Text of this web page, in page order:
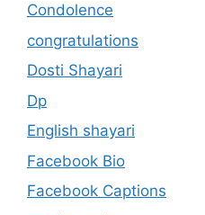
Condolence
congratulations
Dosti Shayari
Dp
English shayari
Facebook Bio
Facebook Captions